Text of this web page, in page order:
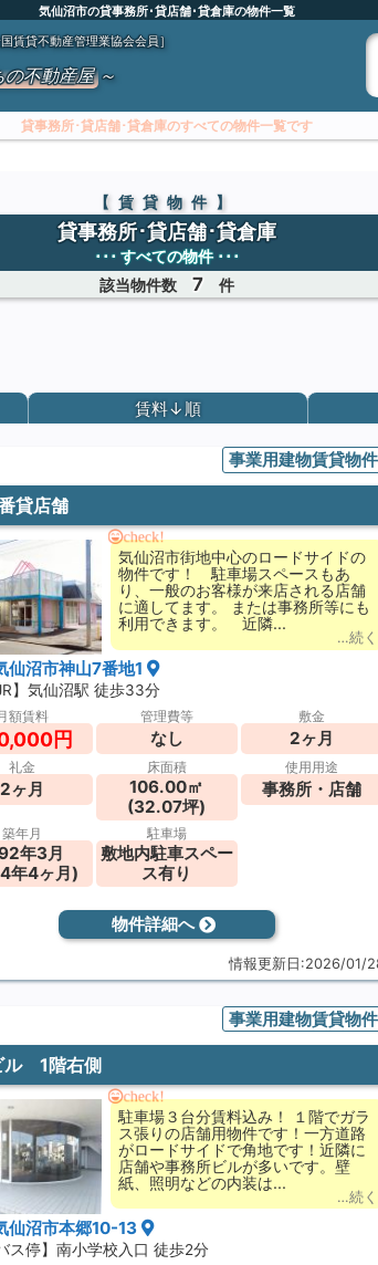
気仙沼市の貸事務所･貸店舗･貸倉庫の物件一覧
賃貸不動産管理業協会会員］
の不動産屋～
貸事務所･貸店舗･貸倉庫のすべての物件一覧です
物件クイック検索で絞り込み表示できます
【賃貸物件】
貸事務所･貸店舗･貸倉庫
･･･ すべての物件 ･･･
該当物件数 7件
賃料↓順
事業用建物賃貸物件
貸店舗
check!
気仙沼市街地中心のロードサイドの
物件です！ 駐車場スペースもあ
り、一般のお客様が来店される店舗
に適してます。 または事務所等にも
利用できます。 近隣...
…続く
仙沼市神山7番地1
】気仙沼駅 徒歩33分
額賃料
円
管理費等
なし
敷金
2ヶ月
礼金
2ヶ月
床面積
106.00㎡
(32.07坪)
使用用途
事務所・店舗
築年月
年3月
年4ヶ月)
駐車場
敷地内駐車スペー
ス有り
物件詳細へ
情報更新日:2026/01/
事業用建物賃貸物件
ル 1階右側
check!
駐車場３台分賃料込み！ １階でガラ
ス張りの店舗用物件です！一方道路
がロードサイドで角地です！近隣に
店舗や事務所ビルが多いです。壁
紙、照明などの内装は...
…続く
仙沼市本郷10-13
ス停】南小学校入口 徒歩2分